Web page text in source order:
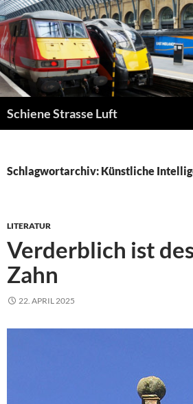
Zum
Inhalt
springen
Schiene Strasse Luft
Schlagwortarchiv: Künstliche
LITERATUR
Verderblich ist
Zahn
22. APRIL 2025